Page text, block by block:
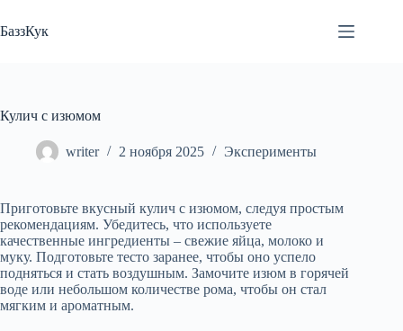
к
сути
БаззКук
Кулич с изюмом
writer 2 ноября 2025 Эксперименты
Приготовьте вкусный кулич с изюмом, следуя простым
рекомендациям. Убедитесь, что используете
качественные ингредиенты – свежие яйца, молоко и
муку. Подготовьте тесто заранее, чтобы оно успело
подняться и стать воздушным. Замочите изюм в горячей
воде или небольшом количестве рома, чтобы он стал
мягким и ароматным.